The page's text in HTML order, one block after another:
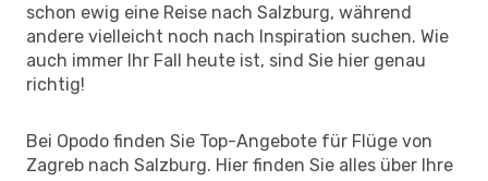
schon ewig eine Reise nach Salzburg, während
andere vielleicht noch nach Inspiration suchen. Wie
auch immer Ihr Fall heute ist, sind Sie hier genau
richtig!
Bei Opodo finden Sie Top-Angebote für Flüge von
Zagreb nach Salzburg. Hier finden Sie alles über Ihre